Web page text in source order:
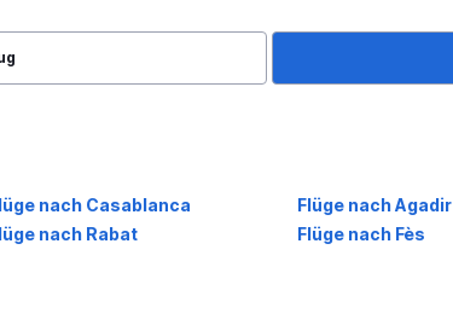
nach Casablanca Flüge nach Agadir
nach Rabat Flüge nach Fès